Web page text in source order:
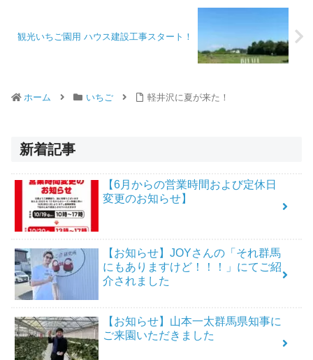
観光いちご園用 ハウス建設工事スタート！
ホーム いちご 軽井沢に夏が来た！
新着記事
【6月からの営業時間および定休日
変更のお知らせ】
【お知らせ】JOYさんの「それ群馬
にもありますけど！！！」にてご紹
介されました
【お知らせ】山本一太群馬県知事に
ご来園いただきました